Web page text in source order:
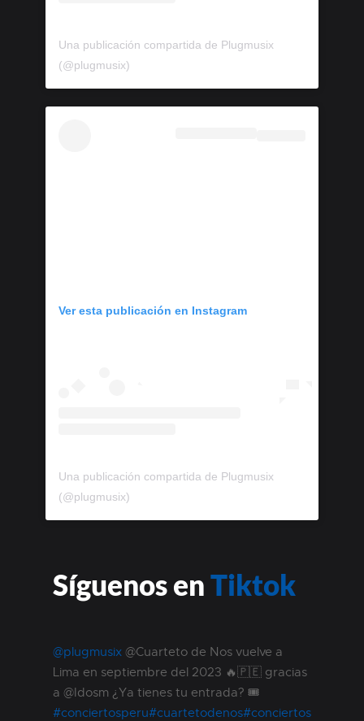
Una publicación compartida de Plugmusix
(@plugmusix)
Ver esta publicación en Instagram
Una publicación compartida de Plugmusix
(@plugmusix)
Síguenos enTiktok
@plugmusix @Cuarteto de Nos vuelve a
Lima en septiembre del 2023 🔥🇵🇪 gracias
a @Idosm ¿Ya tienes tu entrada? 🎟
#conciertosperu#cuartetodenos#conciertos